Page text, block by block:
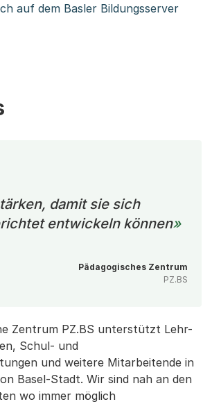
auf dem Basler Bildungsserver
Umbau: Webauftritt des PZ.BS
damit sie sich
entwickeln können
Pädagogisches Zentrum
PZ.BS
Zentrum PZ.BS unterstützt Lehr-
Schul- und
und weitere Mitarbeitende in
Basel-Stadt. Wir sind nah an den
wo immer möglich